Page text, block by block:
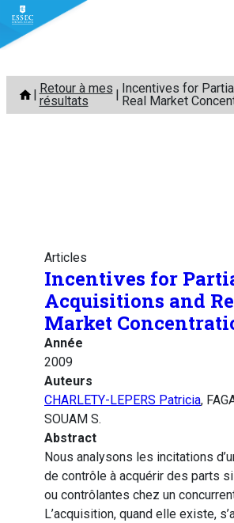
Aller
contenu
Retour à mes
résultats
Incentives for
Real Market
Articles
Incentives for
Acquisitions and
Market
Année
2009
Auteurs
CHARLETY-LEPERS Patricia,
SOUAM S.
Abstract
Nous analysons les incitations
de contrôle à acquérir des parts
ou contrôlantes chez un
L’acquisition, quand elle existe,